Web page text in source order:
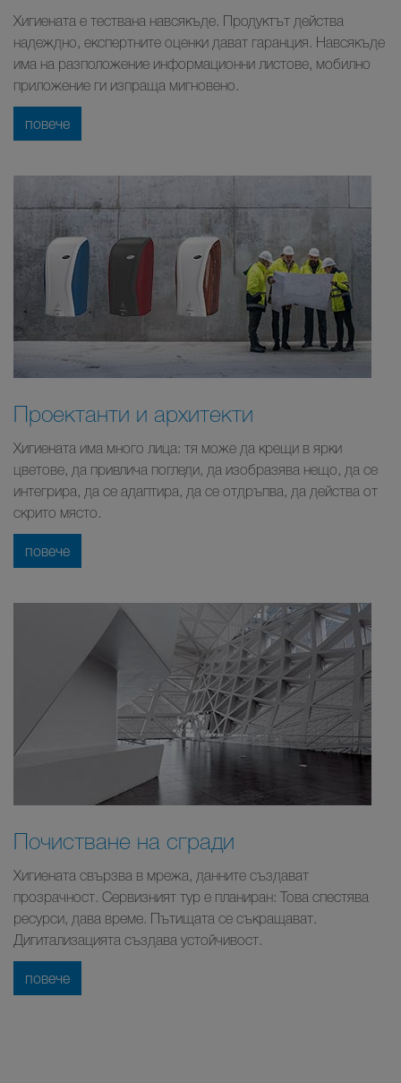
Хигиената е тествана навсякъде. Продуктът действа
надеждно, експертните оценки дават гаранция. Навсякъде
има на разположение информационни листове, мобилно
приложение ги изпраща мигновено.
повече
Проектанти и архитекти
Хигиената има много лица: тя може да крещи в ярки
цветове, да привлича погледи, да изобразява нещо, да се
интегрира, да се адаптира, да се отдръпва, да действа от
скрито място.
повече
Почистване на сгради
Хигиената свързва в мрежа, данните създават
прозрачност. Сервизният тур е планиран: Това спестява
ресурси, дава време. Пътищата се съкращават.
Дигитализацията създава устойчивост.
повече